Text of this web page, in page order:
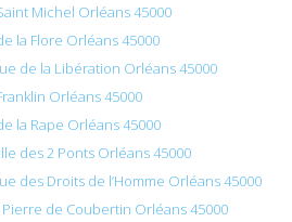
Michel Orléans 45000
la Flore Orléans 45000
de la Libération Orléans 45000
Orléans 45000
la Rape Orléans 45000
des 2 Ponts Orléans 45000
des Droits de l’Homme Orléans 45000
de Coubertin Orléans 45000